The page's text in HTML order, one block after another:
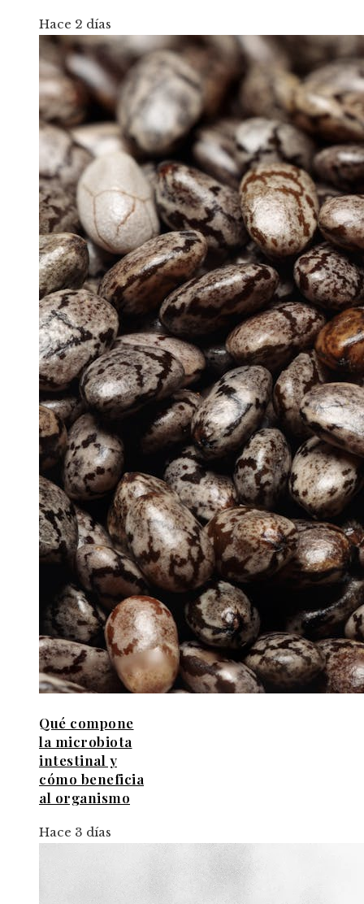
Hace 2 días
Qué compone
la microbiota
intestinal y
cómo beneficia
al organismo
Hace 3 días